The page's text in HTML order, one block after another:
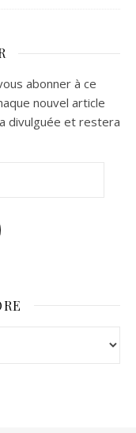
abonner à ce
nouvel article
divulguée et restera